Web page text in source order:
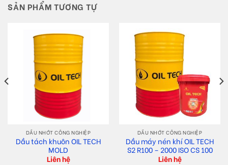
SẢN PHẨM TƯƠNG TỰ
DẦU NHỚT CÔNG NGHIỆP
Dầu tách khuôn OIL TECH
MOLD
Liên hệ
DẦU NHỚT CÔNG NGHIỆP
Dầu máy nén khí OIL TECH
S2 R100 – 2000 ISO CS 100
Liên hệ